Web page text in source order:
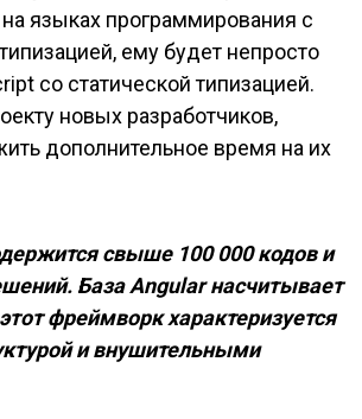
на языках программирования с
ему будет непросто
со статической типизацией.
новых разработчиков,
дополнительное время на их
свыше 100 000 кодов и
База Angular насчитывает
фреймворк характеризуется
и внушительными